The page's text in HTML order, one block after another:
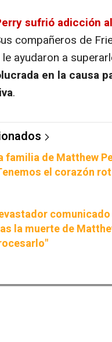
sufrió adicción
compañeros de
ayudaron a
en la causa
.
familia de Matthew
el corazón
la muerte de